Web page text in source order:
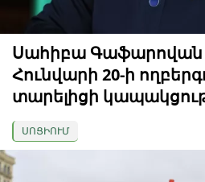
Սահիբա Գաֆարովան
Հունվարի 20-ի
տարելիցի
ՍՈՑԻՈՒՄ